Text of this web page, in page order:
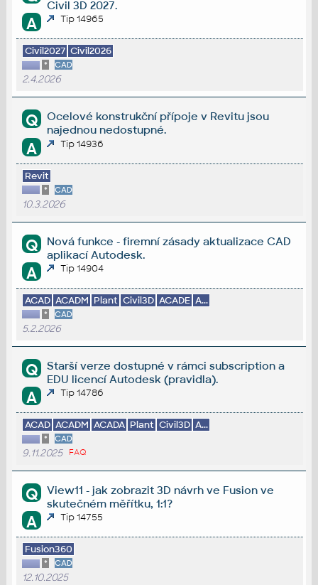
Civil 3D 2027.
A Tip 14965
Civil2027 Civil2026
* CAD
2.4.2026
Q
Ocelové konstrukční přípoje v Revitu jsou
najednou nedostupné.
A Tip 14936
Revit
* CAD
10.3.2026
Q
Nová funkce - firemní zásady aktualizace CAD
aplikací Autodesk.
A Tip 14904
ACAD ACADM Plant Civil3D ACADE A...
* CAD
5.2.2026
Q
Starší verze dostupné v rámci subscription a
EDU licencí Autodesk (pravidla).
A Tip 14786
ACAD ACADM ACADA Plant Civil3D A...
* CAD
9.11.2025 FAQ
Q
View11 - jak zobrazit 3D návrh ve Fusion ve
skutečném měřítku, 1:1?
A Tip 14755
Fusion360
* CAD
12.10.2025